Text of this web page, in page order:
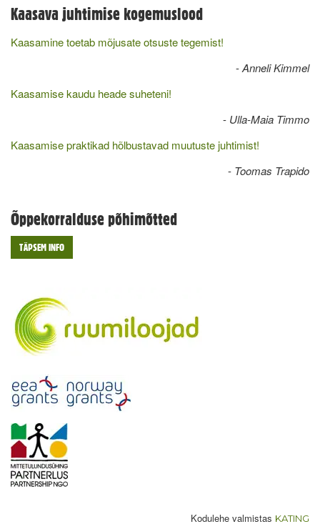
Kaasava juhtimise kogemuslood
Kaasamine toetab mõjusate otsuste tegemist!
-Anneli Kimmel
Kaasamise kaudu heade suheteni!
- Ulla-Maia Timmo
Kaasamise praktikad hõlbustavad muutuste juhtimist!
- Toomas Trapido
Õppekorralduse põhimõtted
TÄPSEM INFO
Kodulehe valmistas KATING